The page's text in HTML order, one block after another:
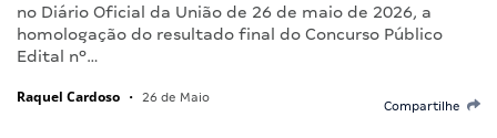
no Diário Oficial da União de 26 de maio de 2026, a
homologação do resultado final do Concurso Público
Edital nº…
Raquel Cardoso • 26 de Maio
Compartilhe